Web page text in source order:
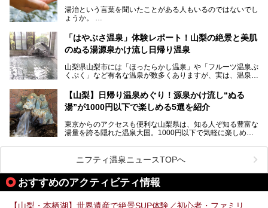
統の単純温泉は、入浴すると実にサッパリ爽快。日帰り入浴
不可なこともあり、全国の温泉ファンがこの温泉を求めて
では循環濾過の沸かし湯が一般的ですが、ここは本物の極上
温泉。まさに価格破壊と言えるクオリティです。
室や無料朝食などをご紹介。温泉通が口を揃えて絶賛する神
コスパ宿の全貌を徹底解説します！
湯治という言葉を聞いたことがある人もいるのではないでし
ょうか。
なかなか体験できない、湯治体験が日帰りでできる温浴施設
が山梨にあります。
ぴあ」の魅力をご紹介します。
提供元：株式会社湯ーとぴあ【PR】
この記事は株式会社湯ーとぴあのPRレポート記事です。
「はやぶさ温泉」体験レポート！山梨の絶景と美肌
のぬる湯源泉かけ流し日帰り温泉
山梨県山梨市には「ほったらかし温泉」や「フルーツ温泉ぷ
くぷく」など有名な温泉が数多くありますが、実は、温泉マ
です。今回紹介する「はやぶさ温泉」も、そのひとつ。温泉
はもちろん、絶景や地元食材を活かしたグルメも堪能できま
す。
します。
【山梨】日帰り温泉めぐり！源泉かけ流し“ぬる
湯”が1000円以下で楽しめる5選を紹介
東京からのアクセスも便利な山梨県は、知る人ぞ知る豊富な
湯量を誇る隠れた温泉大国。1000円以下で気軽に楽しめ
も、これからの季節に嬉しい、じんわりと体の芯まで温ま
る“ぬる湯”が豊富なのも魅力。今回は、湯質も抜群で心ゆく
までリラックスできる山梨のお得な日帰り温泉を、実際体験
した感想と共に紹介します。
※ぬる湯とは35℃～39℃程度の体温に近いぬるめ温泉のこ
ニフティ温泉ニュースTOPへ
おすすめのアクティビティ情報
【山梨・本栖湖】世界遺産で絶景SUP体験／初心者・ファミリ